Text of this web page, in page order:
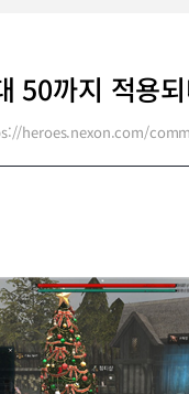
50까지 적용
heroes.nexon.com/